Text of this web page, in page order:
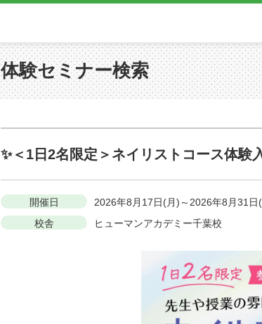
体験セミナー検索
✨＜1日2名限定＞ネイリストコース体験
開催日
2026年8月17日(月)～2026年8月31日
校舎
ヒューマンアカデミー千葉校